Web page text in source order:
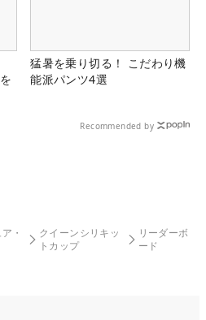
猛暑を乗り切る！ こだわり機
能派パンツ4選
Recommended by
・
クイーンシリキッ
トカップ
リーダーボ
ード